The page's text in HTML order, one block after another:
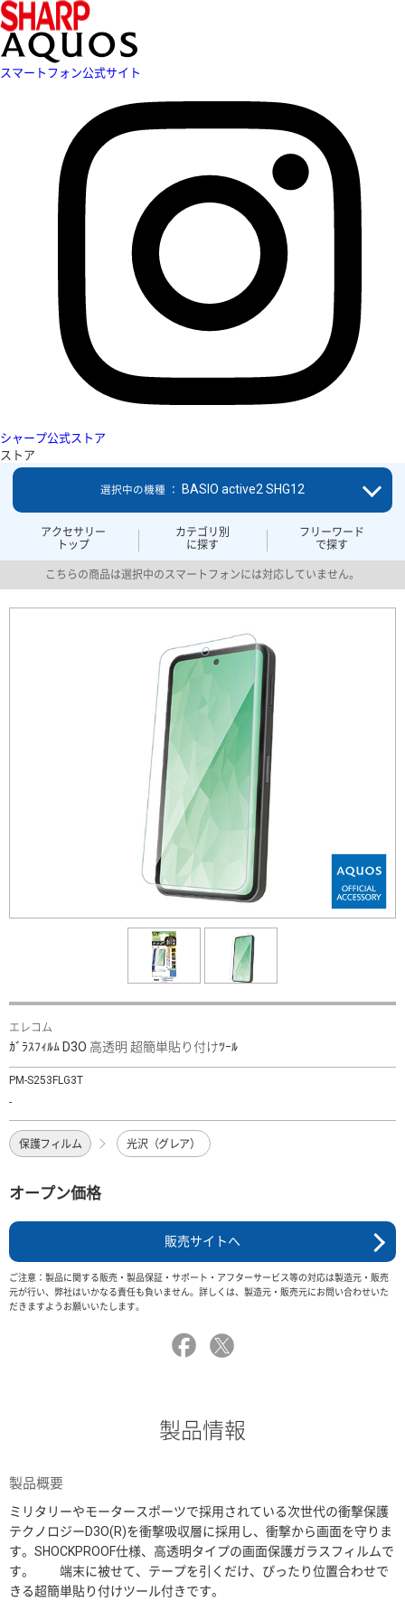
スマートフォン公式サイト
シャープ公式ストア
ストア
アクセサリー
トップ
カテゴリ別
に探す
フリーワード
で探す
選択中の機種 ： BASIO active2 SHG12
こちらの商品は選択中のスマートフォンには対応していません。
エレコム
ｶﾞﾗｽﾌｨﾙﾑ D3O 高透明 超簡単貼り付けﾂｰﾙ
PM-S253FLG3T
-
保護フィルム 光沢（グレア）
オープン価格
販売サイトへ
ご注意：製品に関する販売・製品保証・サポート・アフターサービス等の対応は製造元・販売
元が行い、弊社はいかなる責任も負いません。詳しくは、製造元・販売元にお問い合わせいた
だきますようお願いいたします。
製品情報
製品概要
ミリタリーやモータースポーツで採用されている次世代の衝撃保護
テクノロジーD3O(R)を衝撃吸収層に採用し、衝撃から画面を守りま
す。SHOCKPROOF仕様、高透明タイプの画面保護ガラスフィルムで
す。 端末に被せて、テープを引くだけ、ぴったり位置合わせで
きる超簡単貼り付けツール付きです。